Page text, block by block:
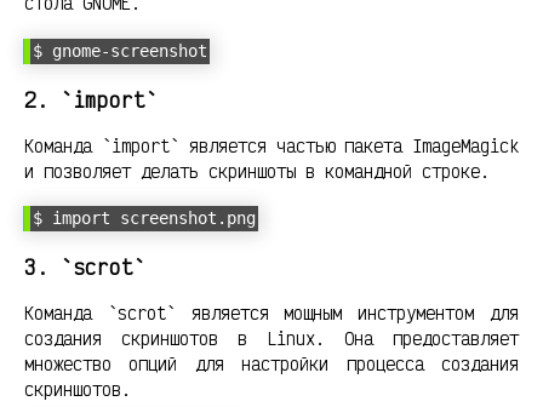
$ gnome-screenshot
2. `import`
Команда `import` является частью пакета ImageMagick
и позволяет делать скриншоты в командной строке.
$ import screenshot.png
3. `scrot`
Команда `scrot` является мощным инструментом для
создания скриншотов в Linux. Она предоставляет
множество опций для настройки процесса создания
скриншотов.